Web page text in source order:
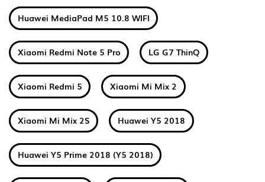
Huawei MediaPad M5 10.8 WIFI
Xiaomi Redmi Note 5 Pro LG G7 ThinQ
Xiaomi Redmi 5 Xiaomi Mi Mix 2
Xiaomi Mi Mix 2S Huawei Y5 2018
Huawei Y5 Prime 2018 (Y5 2018)